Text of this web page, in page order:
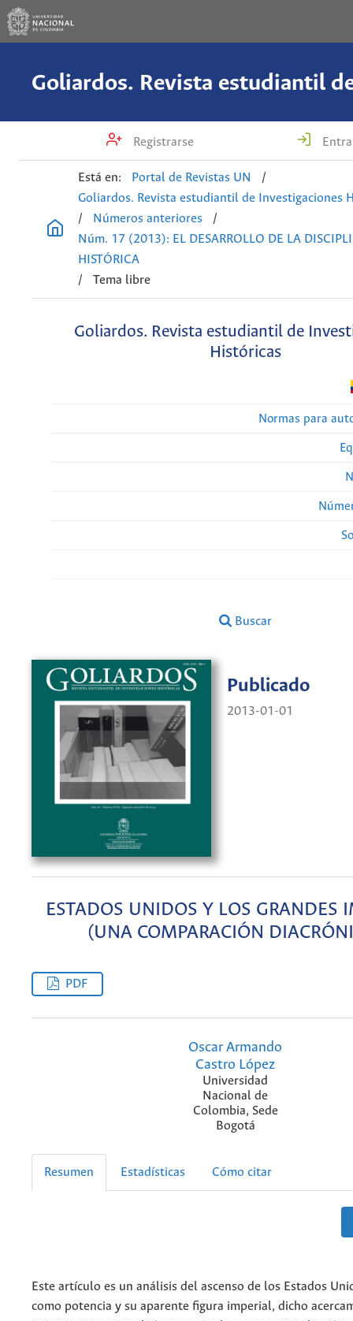
Registrarse
Está en: Portal de Revistas UN
/
Goliardos. Revista estudiantil de Investigaciones
/
Números anteriores
/
Núm. 17 (2013): EL DESARROLLO DE LA
HISTÓRICA
/
Tema libre
Goliardos. Revista estudiantil de
Históricas
Normas para
Buscar
Publicado
2013-01-01
ESTADOS UNIDOS Y LOS GRANDES
(UNA COMPARACIÓN
PDF
Oscar Armando
Castro López
Universidad
Nacional de
Colombia, Sede
Bogotá
Resumen Estadísticas Cómo citar
Este artículo es un análisis del ascenso de los Estados
como potencia y su aparente figura imperial, dicho